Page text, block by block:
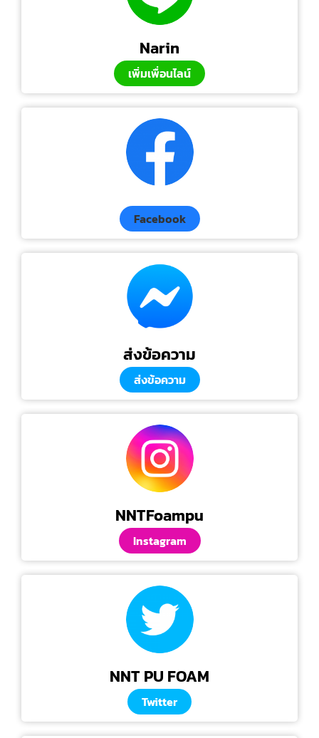
Narin
เพิ่มเพื่อนไลน์
Facebook
ส่งข้อความ
ส่งข้อความ
NNTFoampu
Instagram
NNT PU FOAM
Twitter